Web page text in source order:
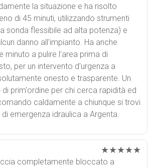
la situazione e ha risolto
di 45 minuti, utilizzando strumenti
sonda flessibile ad alta potenza) e
danno all'impianto. Ha anche
minuto a pulire l'area prima di
per un intervento d'urgenza a
onesto e trasparente. Un
prim'ordine per chi cerca rapidità ed
caldamente a chiunque si trovi
emergenza idraulica a Argenta.
★★★★★
completamente bloccato a